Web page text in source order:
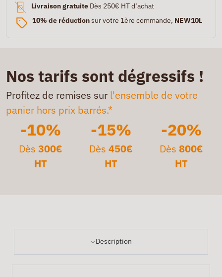
Livraison gratuite Dès 250€ HT d’achat
10% de réductionsur votre 1ère commande, NEW10L
Nos tarifs sont dégressifs !
Profitez de remises sur l'ensemble de votre
panier hors prix barrés.*
-10%
Dès300€
HT
-15%
Dès 450€
HT
-20%
Dès 800€
HT
Description